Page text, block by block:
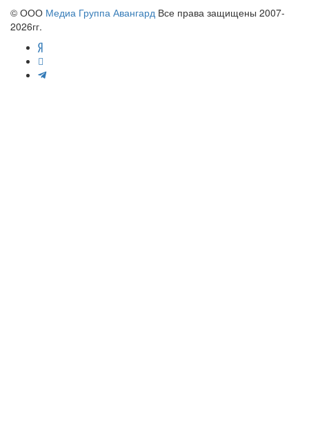
© ООО Медиа Группа Авангард Все права защищены 2007-
2026гг.